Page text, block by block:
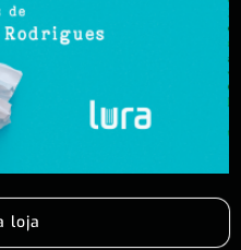
loja